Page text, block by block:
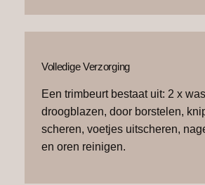
Volledige Verzorging
Een trimbeurt bestaat uit: 2 x
droogblazen, door borstelen,
scheren, voetjes uitscheren,
en oren reinigen.